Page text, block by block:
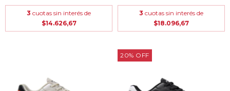
3 cuotas sin interés de
$14.626,67
3 cuotas sin interés de
$18.096,67
20% OFF